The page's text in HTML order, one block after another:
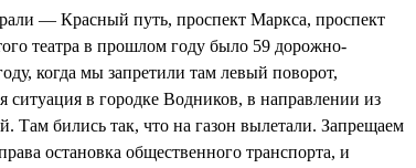
— Красный путь, проспект Маркса, проспект
театра в прошлом году было 59 дорожно-
когда мы запретили там левый поворот,
ситуация в городке Водников, в направлении из
Там бились так, что на газон вылетали. Запрещаем
остановка общественного транспорта, и